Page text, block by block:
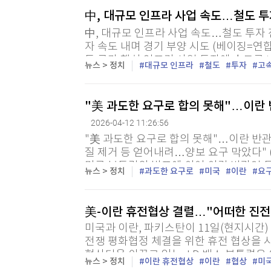
中, 대규모 인프라 사업 속도…철도
中, 대규모 인프라 사업 속도…철도 투자
자 속도 내며 경기 부양 시도 (베이징=연
등 국가 핵심 인프라 사업 투자에 속도를
국 국영 신화통신에 따르면 중국국가철
뉴스 > 정치 대규모 인프라 철도 투자 고
"美 과도한 요구로 합의 못해"…이란
2026-04-12 11:26:56
"美 과도한 요구로 합의 못해"…이란 반
질 제거 등 얻어내려…양보 요구 막았다"
미국 부통령의 발표에 이어 이란 반관영
라톤 종전협상이 합의 없이 결렬됐다는
뉴스 > 정치 과도한 요구로 미국 이란 요
美-이란 휴전협상 결렬…"어떠한 진
미국과 이란, 파키스탄이 11일(현지시
전쟁 평화협정 체결을 위한 휴전 협상을
협상단을 이끌고 있는 J D 밴스 부통령
의 조건을 수용할 의향을 보이는 단계까
뉴스 > 정치 이란 휴전협상 이란 협상 미